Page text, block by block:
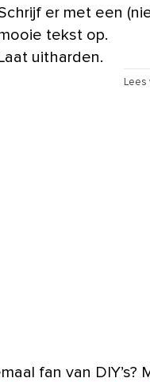
er met een
tekst op.
Laat uitharden.
Lees
fan van